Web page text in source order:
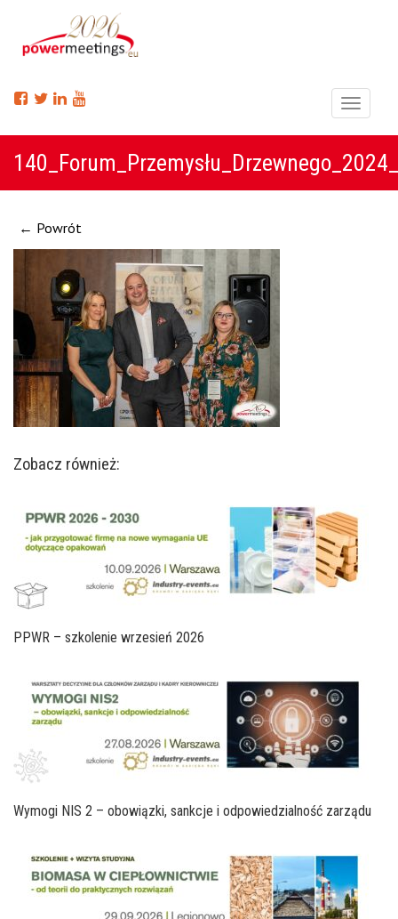
Menu
← Powrót
Zobacz również:
PPWR – szkolenie wrzesień 2026
Wymogi NIS 2 – obowiązki, sankcje i odpowiedzialność zarządu